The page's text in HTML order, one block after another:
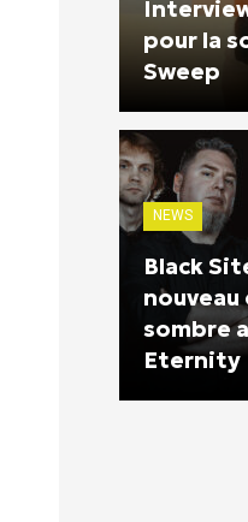
pour la
Sweep
NEWS
Black
sombre
Eternity